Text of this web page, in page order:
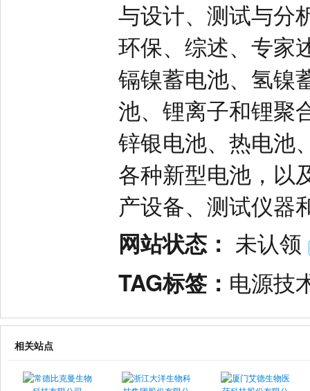
与设计、测试与分
环保、综述、专家
镉镍蓄电池、氢镍
池、锂离子和锂聚
锌银电池、热电池
各种新型电池，以
产设备、测试仪器
网站状态： 未认领
TAG标签： 电源技
相关站点